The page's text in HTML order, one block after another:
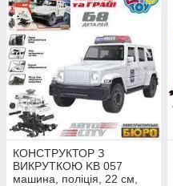
КОНСТРУКТОР З
ВИКРУТКОЮ KB 057
машина, поліція, 22 см,